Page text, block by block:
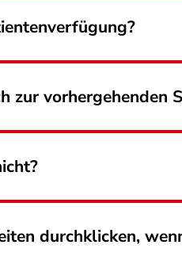
zur vorhergehenden
durchklicken,